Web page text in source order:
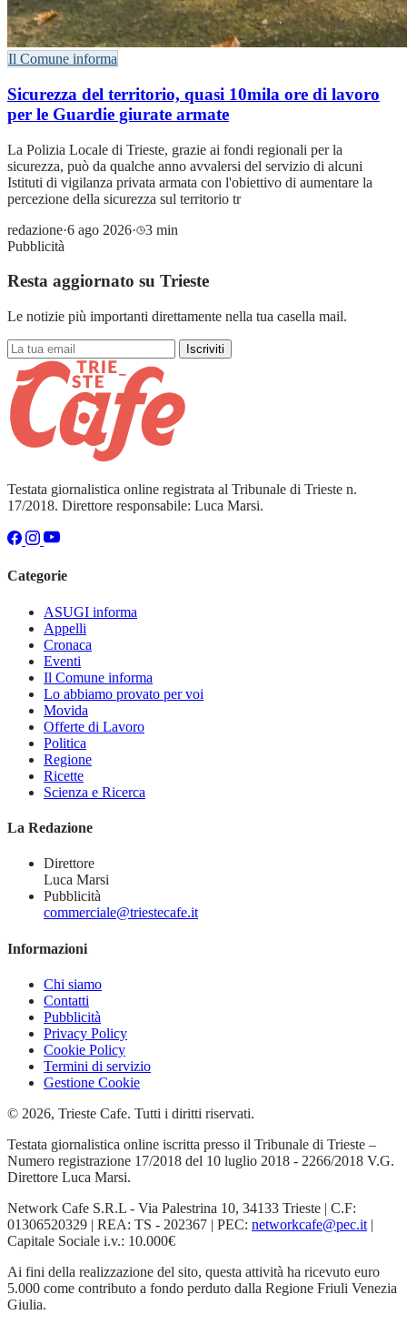
Il Comune informa
Sicurezza del territorio, quasi 10mila ore di lavoro
per le Guardie giurate armate
La Polizia Locale di Trieste, grazie ai fondi regionali per la
sicurezza, può da qualche anno avvalersi del servizio di alcuni
Istituti di vigilanza privata armata con l'obiettivo di aumentare la
percezione della sicurezza sul territorio tr
redazione·6 ago 2026·
3 min
Pubblicità
Resta aggiornato su Trieste
Le notizie più importanti direttamente nella tua casella mail.
Iscriviti
Testata giornalistica online registrata al Tribunale di Trieste n.
17/2018. Direttore responsabile: Luca Marsi.
Categorie
ASUGI informa
Appelli
Cronaca
Eventi
Il Comune informa
Lo abbiamo provato per voi
Movida
Offerte di Lavoro
Politica
Regione
Ricette
Scienza e Ricerca
La Redazione
Direttore
Luca Marsi
Pubblicità
commerciale@triestecafe.it
Informazioni
Chi siamo
Contatti
Pubblicità
Privacy Policy
Cookie Policy
Termini di servizio
Gestione Cookie
© 2026, Trieste Cafe. Tutti i diritti riservati.
Testata giornalistica online iscritta presso il Tribunale di Trieste –
Numero registrazione 17/2018 del 10 luglio 2018 - 2266/2018 V.G.
Direttore Luca Marsi.
Network Cafe S.R.L - Via Palestrina 10, 34133 Trieste | C.F:
01306520329 | REA: TS - 202367 | PEC: networkcafe@pec.it |
Capitale Sociale i.v.: 10.000€
Ai fini della realizzazione del sito, questa attività ha ricevuto euro
5.000 come contributo a fondo perduto dalla Regione Friuli Venezia
Giulia.